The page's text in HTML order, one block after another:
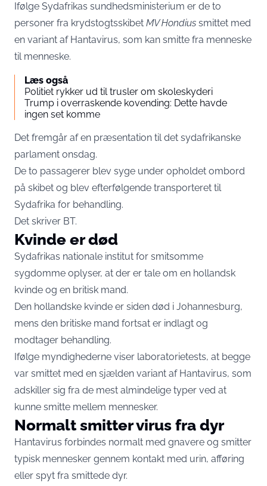
Ifølge Sydafrikas sundhedsministerium er de to
personer fra krydstogtsskibet MV Hondius smittet med
en variant af Hantavirus, som kan smitte fra menneske
til menneske.
Læs også
Politiet rykker ud til trusler om skoleskyderi
Trump i overraskende kovending: Dette havde
ingen set komme
Det fremgår af en præsentation til det sydafrikanske
parlament onsdag.
De to passagerer blev syge under opholdet ombord
på skibet og blev efterfølgende transporteret til
Sydafrika for behandling.
Det skriver BT.
Kvinde er død
Sydafrikas nationale institut for smitsomme
sygdomme oplyser, at der er tale om en hollandsk
kvinde og en britisk mand.
Den hollandske kvinde er siden død i Johannesburg,
mens den britiske mand fortsat er indlagt og
modtager behandling.
Ifølge myndighederne viser laboratorietests, at begge
var smittet med en sjælden variant af Hantavirus, som
adskiller sig fra de mest almindelige typer ved at
kunne smitte mellem mennesker.
Normalt smitter virus fra dyr
Hantavirus forbindes normalt med gnavere og smitter
typisk mennesker gennem kontakt med urin, afføring
eller spyt fra smittede dyr.